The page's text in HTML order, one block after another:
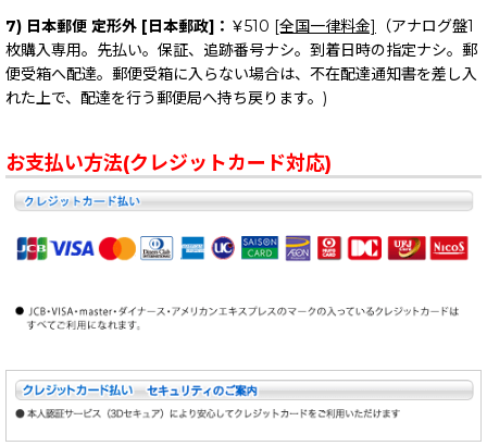
7) 日本郵便 定形外 [日本郵政]： ￥510 [全国一律料金]
（アナログ盤1
枚購入専用。先払い。保証、追跡番号ナシ。到着日時の指定ナシ。郵
便受箱へ配達。郵便受箱に入らない場合は、不在配達通知書を差し入
れた上で、配達を行う郵便局へ持ち戻ります。)
お支払い方法(クレジットカード対応)